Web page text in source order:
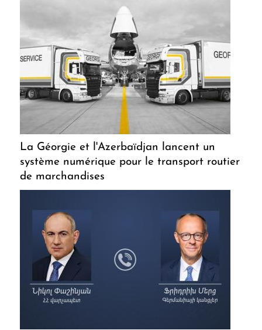
La Géorgie et l'Azerbaïdjan lancent un
système numérique pour le transport routier
de marchandises